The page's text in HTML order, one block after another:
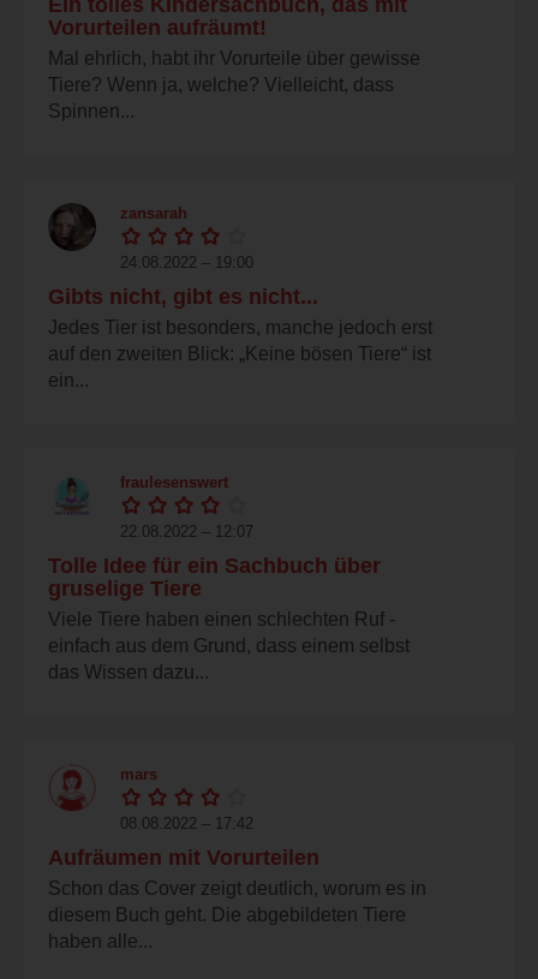
Vorurteilen aufräumt!
Mal ehrlich, habt ihr Vorurteile über gewisse
Tiere? Wenn ja, welche? Vielleicht, dass
Spinnen...
zansarah
24.08.2022 – 19:00
Gibts nicht, gibt es nicht...
Jedes Tier ist besonders, manche jedoch erst
auf den zweiten Blick: „Keine bösen Tiere“ ist
ein...
fraulesenswert
22.08.2022 – 12:07
Tolle Idee für ein Sachbuch über
gruselige Tiere
Viele Tiere haben einen schlechten Ruf -
einfach aus dem Grund, dass einem selbst
das Wissen dazu...
mars
08.08.2022 – 17:42
Aufräumen mit Vorurteilen
Schon das Cover zeigt deutlich, worum es in
diesem Buch geht. Die abgebildeten Tiere
haben alle...